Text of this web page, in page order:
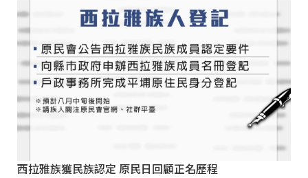
西拉雅族獲民族認定 原民日回顧正名歷程